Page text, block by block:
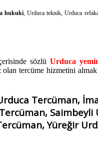
hukuki , Urduca teknik, Urduca
sözlü Urduca
olan tercüme hizmetini
Tercüman,
Saimbeyli
Yüreğir